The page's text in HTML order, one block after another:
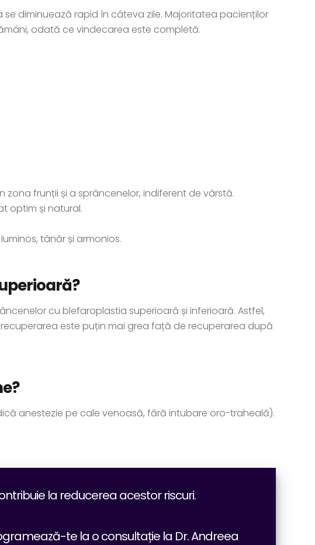
diminuează rapid în câteva zile. Majoritatea pacienților
odată ce vindecarea este completă.
frunții și a sprâncenelor, indiferent de vârstă.
optim și natural.
tânăr și armonios.
cu blefaroplastia superioară și inferioară. Astfel,
este puțin mai grea față de recuperarea după
anestezie pe cale venoasă, fără intubare oro-traheală).
la reducerea acestor riscuri.
te la o consultație la Dr. Andreea